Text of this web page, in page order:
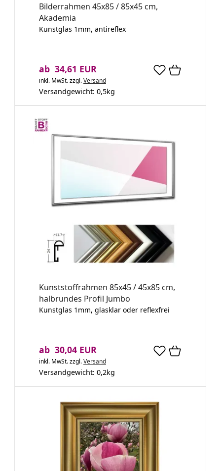
Bilderrahmen 45x85 / 85x45 cm,
Akademia
Kunstglas 1mm, antireflex
ab 34,61 EUR
inkl. MwSt.zzgl.Versand
Versandgewicht: 0,5kg
Kunststoffrahmen 85x45 / 45x85 cm,
halbrundes Profil Jumbo
Kunstglas 1mm, glasklar oder reflexfrei
ab 30,04 EUR
inkl. MwSt.zzgl.Versand
Versandgewicht: 0,2kg